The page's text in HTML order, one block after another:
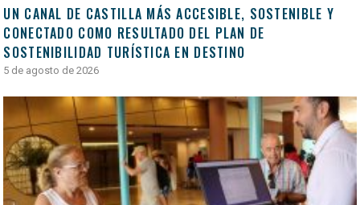
UN CANAL DE CASTILLA MÁS ACCESIBLE, SOSTENIBLE Y
CONECTADO COMO RESULTADO DEL PLAN DE
SOSTENIBILIDAD TURÍSTICA EN DESTINO
5 de agosto de 2026